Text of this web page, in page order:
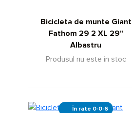
Bicicleta de munte Giant
Fathom 29 2 XL 29"
Albastru
Produsul nu este în stoc
În rate 0-0-6